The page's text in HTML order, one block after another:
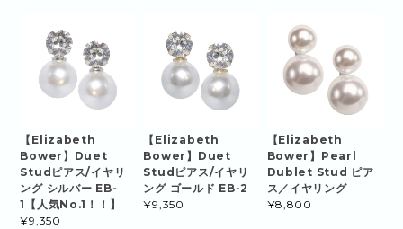
【Elizabeth
Bower】Duet
Studピアス/イヤリ
ング シルバー EB-
1【人気No.1！！】
¥9,350
【Elizabeth
Bower】Duet
Studピアス/イヤリ
ング ゴールド EB-2
¥9,350
【Elizabeth
Bower】Pearl
Dublet Stud ピア
ス／イヤリング
¥8,800